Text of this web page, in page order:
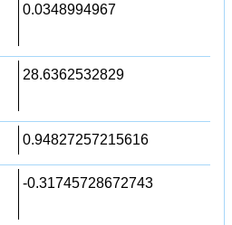
0.0348994967
28.6362532829
0.94827257215616
-0.31745728672743